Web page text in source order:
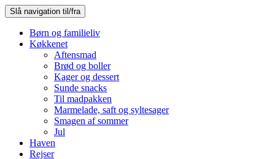
Slå navigation til/fra
Børn og familieliv
Køkkenet
Aftensmad
Brød og boller
Kager og dessert
Sunde snacks
Til madpakken
Marmelade, saft og syltesager
Smagen af sommer
Jul
Haven
Rejser